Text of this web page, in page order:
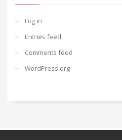
Log in
Entries feed
Comments feed
WordPress.org